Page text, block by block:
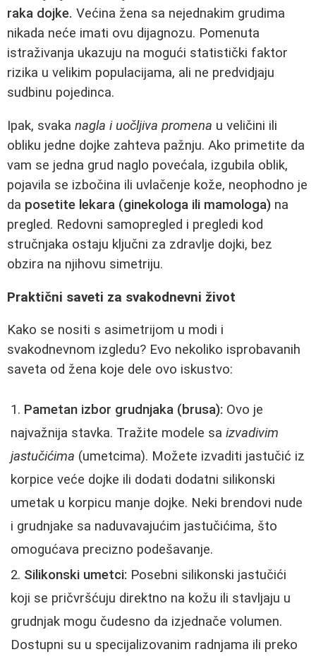
raka dojke. Većina žena sa nejednakim grudima
nikada neće imati ovu dijagnozu. Pomenuta
istraživanja ukazuju na mogući statistički faktor
rizika u velikim populacijama, ali ne predvidjaju
sudbinu pojedinca.
Ipak, svaka nagla i uočljiva promena u veličini ili
obliku jedne dojke zahteva pažnju. Ako primetite da
vam se jedna grud naglo povećala, izgubila oblik,
pojavila se izbočina ili uvlačenje kože, neophodno je
da posetite lekara (ginekologa ili mamologa) na
pregled. Redovni samopregled i pregledi kod
stručnjaka ostaju ključni za zdravlje dojki, bez
obzira na njihovu simetriju.
Praktični saveti za svakodnevni život
Kako se nositi s asimetrijom u modi i
svakodnevnom izgledu? Evo nekoliko isprobavanih
saveta od žena koje dele ovo iskustvo:
Pametan izbor grudnjaka (brusa): Ovo je
najvažnija stavka. Tražite modele sa izvadivim
jastučićima (umetcima). Možete izvaditi jastučić iz
korpice veće dojke ili dodati dodatni silikonski
umetak u korpicu manje dojke. Neki brendovi nude
i grudnjake sa naduvavajućim jastučićima, što
omogućava precizno podešavanje.
Silikonski umetci: Posebni silikonski jastučići
koji se pričvršćuju direktno na kožu ili stavljaju u
grudnjak mogu čudesno da izjednače volumen.
Dostupni su u specijalizovanim radnjama ili preko